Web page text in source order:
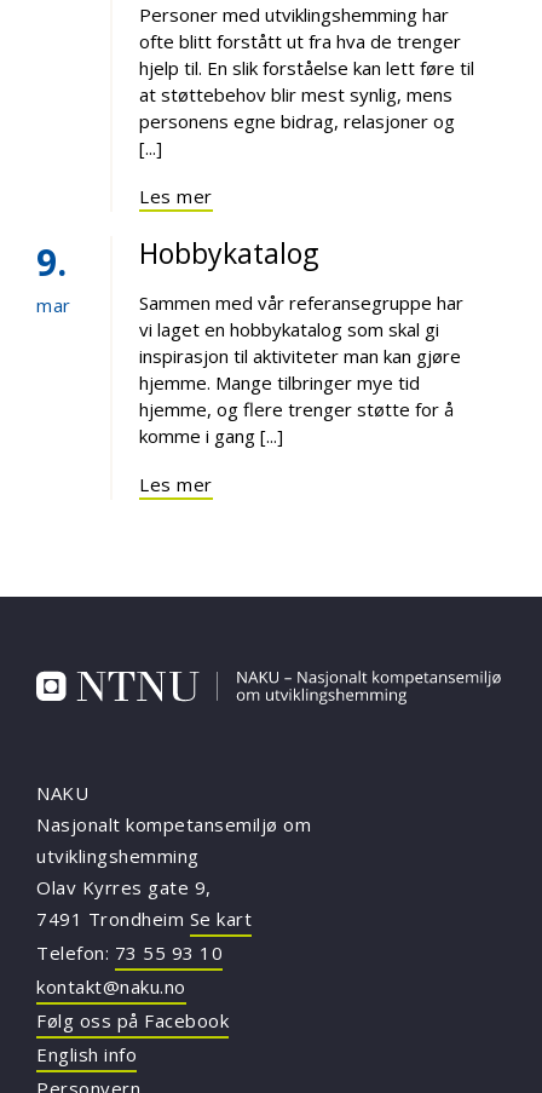
Personer med utviklingshemming har
ofte blitt forstått ut fra hva de trenger
hjelp til. En slik forståelse kan lett føre til
at støttebehov blir mest synlig, mens
personens egne bidrag, relasjoner og
[...]
Les mer
9
mar
Hobbykatalog
Sammen med vår referansegruppe har
vi laget en hobbykatalog som skal gi
inspirasjon til aktiviteter man kan gjøre
hjemme. Mange tilbringer mye tid
hjemme, og flere trenger støtte for å
komme i gang [...]
Les mer
NAKU
Nasjonalt kompetansemiljø om
utviklingshemming
Olav Kyrres gate 9,
7491 Trondheim Se kart
Telefon: 73 55 93 10
kontakt@naku.no
Følg oss på Facebook
English info